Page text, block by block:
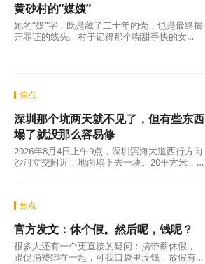
自欺欺人的“潜规则”。三人分工明确——每人负
责两根水管，各自收费、各自截留、余款入账
——分明是精心设计的利益勾兑，哪里有什
么“历来如此”的“惯例”?
黄砂村的“媒姨”
她的“媒”字，既是藏了二十年的壳，也是最终揭
开罪证的线头。村子记得那个嘴甜手快的女
年。
焦点
深圳那个坑两天就不见了，但有些东西
塌了就没那么容易修
2026年8月4日上午9点，深圳滨海大道西行方向
沙河立交附近，地面塌下去一块。20平方米，
焦点
官方发文：休个假。然后呢，钱呢？
很多人还有一个更直接的疑问：搞带薪休假，
跟促消费绑在一起，可我口袋里没钱，放假有